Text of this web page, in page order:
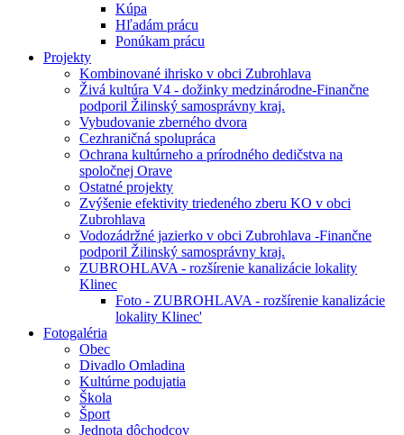
Kúpa
Hľadám prácu
Ponúkam prácu
Projekty
Kombinované ihrisko v obci Zubrohlava
Živá kultúra V4 - dožinky medzinárodne-Finančne
podporil Žilinský samosprávny kraj.
Vybudovanie zberného dvora
Cezhraničná spolupráca
Ochrana kultúrneho a prírodného dedičstva na
spoločnej Orave
Ostatné projekty
Zvýšenie efektivity triedeného zberu KO v obci
Zubrohlava
Vodozádržné jazierko v obci Zubrohlava -Finančne
podporil Žilinský samosprávny kraj.
ZUBROHLAVA - rozšírenie kanalizácie lokality
Klinec
Foto - ZUBROHLAVA - rozšírenie kanalizácie
lokality Klinec'
Fotogaléria
Obec
Divadlo Omladina
Kultúrne podujatia
Škola
Šport
Jednota dôchodcov